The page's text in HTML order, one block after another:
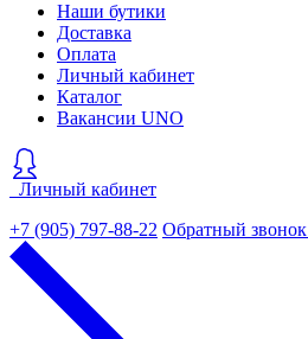
Наши бутики
Доставка
Оплата
Личный кабинет
Каталог
Вакансии UNO
Личный кабинет
+7 (905) 797-88-22 Обратный звонок